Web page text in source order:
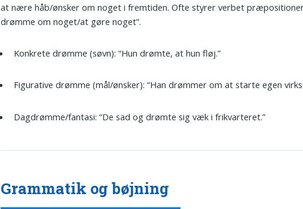
at nære håb/ønsker om noget i fremtiden. Ofte styrer verbet
drømme om noget/at gøre noget”.
Konkrete drømme (søvn): “Hun drømte, at hun fløj.”
Figurative drømme (mål/ønsker): “Han drømmer om at starte egen
Dagdrømme/fantasi: “De sad og drømte sig væk i frikvarteret.”
Grammatik og bøjning